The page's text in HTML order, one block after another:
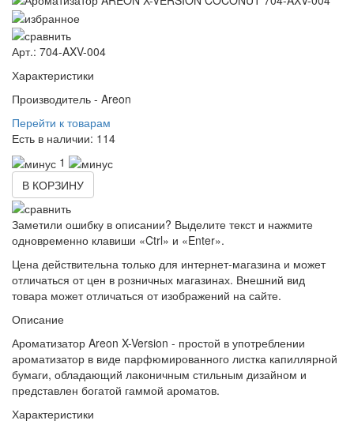
Арт.: 704-AXV-004
Характеристики
Производитель - Areon
Перейти к товарам
Есть в наличии: 114
1
В КОРЗИНУ
Заметили ошибку в описании? Выделите текст и нажмите
одновременно клавиши «Ctrl» и «Enter».
Цена действительна только для интернет-магазина и может
отличаться от цен в розничных магазинах. Внешний вид
товара может отличаться от изображений на сайте.
Описание
Ароматизатор Areon X-Version - простой в употреблении
ароматизатор в виде парфюмированного листка капиллярной
бумаги, обладающий лаконичным стильным дизайном и
представлен богатой гаммой ароматов.
Характеристики